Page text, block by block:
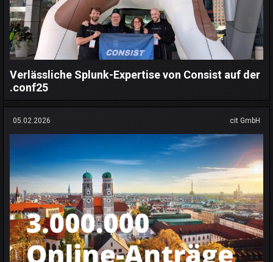
Verlässliche Splunk-Expertise von Consist auf der
.conf25
05.02.2026 cit GmbH